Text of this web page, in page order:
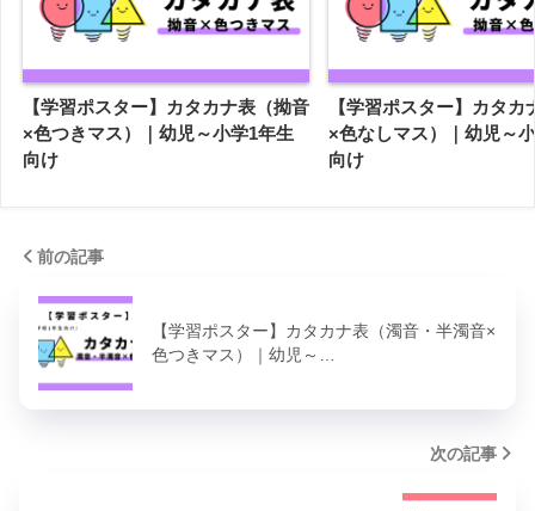
【学習ポスター】カタカナ表（拗音
×色つきマス）｜幼児～小学1年生
向け
【学習ポスター】カタカ
×色なしマス）｜幼児～
向け
前の記事
【学習ポスター】カタカナ表（濁音・半濁音×
色つきマス）｜幼児～…
次の記事